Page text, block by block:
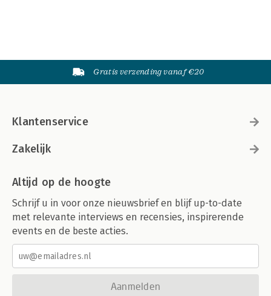
Gratis verzending vanaf €20
Klantenservice
Zakelijk
Altijd op de hoogte
Schrijf u in voor onze nieuwsbrief en blijf up-to-date
met relevante interviews en recensies, inspirerende
events en de beste acties.
Aanmelden